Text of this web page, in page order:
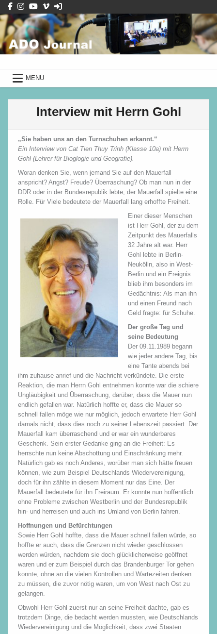
Skip
to
content
ADO Journal
mit Schüler*innen des Albrecht-
Dürer-Gymnasiums
MENU
Interview mit Herrn Gohl
„Sie haben uns an den Turnschuhen erkannt.“
Ein Interview von Cat Tien Thuy Trinh (Klasse 10a) mit Herrn
Gohl (Lehrer für Bioglogie und Geografie).
Woran denken Sie, wenn jemand Sie auf den Mauerfall
anspricht? Angst? Freude? Überraschung? Ob man nun in der
DDR oder in der Bundesrepublik lebte, der Mauerfall spielte eine
Rolle. Für Viele bedeutete der Mauerfall lang erhoffte Freiheit.
Einer dieser Menschen
ist Herr Gohl, der zu dem
Zeitpunkt des Mauerfalls
32 Jahre alt war. Herr
Gohl lebte in Berlin-
Neukölln, also in West-
Berlin und ein Ereignis
blieb ihm besonders im
Gedächtnis: Als man ihn
und einen Freund nach
Geld fragte: für Schuhe.
Der große Tag und
seine Bedeutung
Der 09.11.1989 begann
wie jeder andere Tag, bis
eine Tante abends bei
ihm zuhause anrief und die Nachricht verkündete. Die erste
Reaktion, die man Herrn Gohl entnehmen konnte war die schiere
Ungläubigkeit und Überraschung, darüber, dass die Mauer nun
endlich gefallen war. Natürlich hoffte er, dass die Mauer so
schnell fallen möge wie nur möglich, jedoch erwartete Herr Gohl
damals nicht, dass dies noch zu seiner Lebenszeit passiert. Der
Mauerfall kam überraschend und er war ein wunderbares
Geschenk. Sein erster Gedanke ging an die Freiheit: Es
herrschte nun keine Abschottung und Einschränkung mehr.
Natürlich gab es noch Anderes, worüber man sich hätte freuen
können, wie zum Beispiel Deutschlands Wiedervereinigung,
doch für ihn zählte in diesem Moment nur das Eine. Der
Mauerfall bedeutete für ihn Freiraum. Er konnte nun hoffentlich
ohne Probleme zwischen Westberlin und der Bundesrepublik
hin- und herreisen und auch ins Umland von Berlin fahren.
Hoffnungen und Befürchtungen
Sowie Herr Gohl hoffte, dass die Mauer schnell fallen würde, so
hoffte er auch, dass die Grenzen nicht wieder geschlossen
werden würden, nachdem sie doch glücklicherweise geöffnet
waren und er zum Beispiel durch das Brandenburger Tor gehen
konnte, ohne an die vielen Kontrollen und Wartezeiten denken
zu müssen, die zuvor nötig waren, um von West nach Ost zu
gelangen.
Obwohl Herr Gohl zuerst nur an seine Freiheit dachte, gab es
trotzdem Dinge, die bedacht werden mussten, wie Deutschlands
Wiedervereinigung und die Möglichkeit, dass zwei Staaten